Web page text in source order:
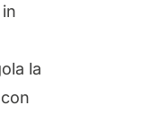
la